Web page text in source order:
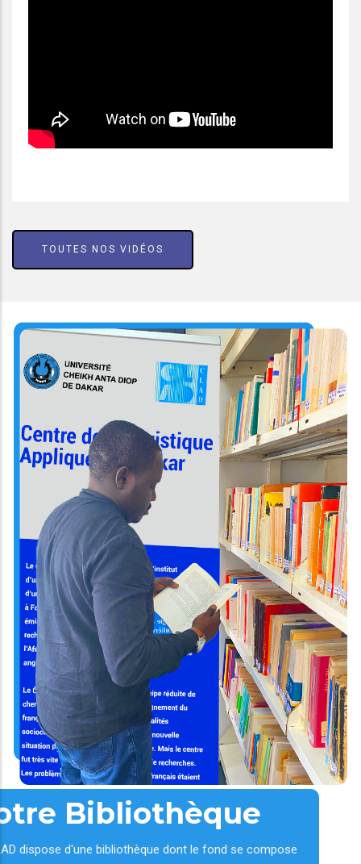
TOUTES NOS VIDÉOS
Bibliothèque
dispose d'une bibliothèque dont le fond se compose